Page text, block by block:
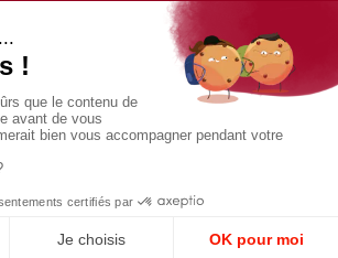
de Vianden - Tous droits réservés
de confidentialité